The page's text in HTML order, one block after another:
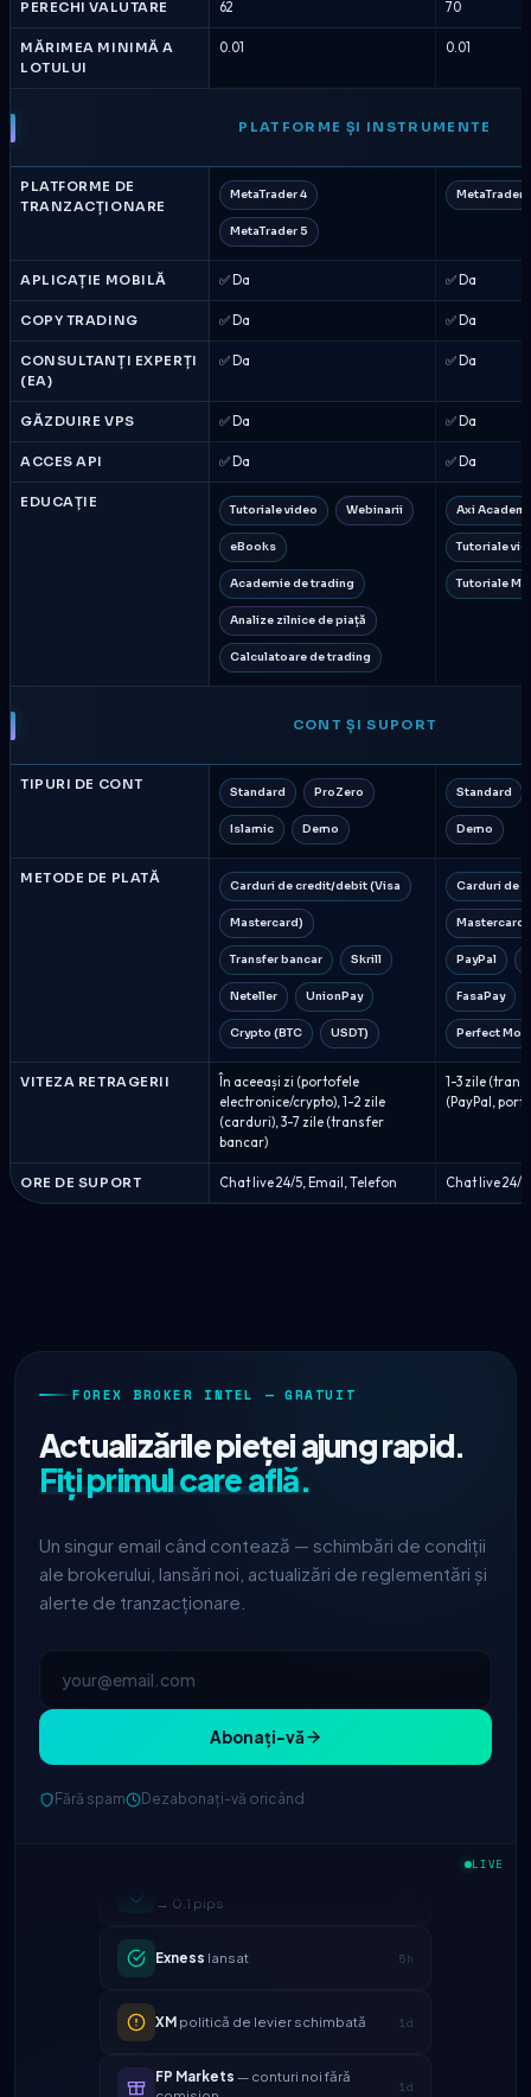
PERECHI VALUTARE 62 70
MĂRIMEA MINIMĂ A
LOTULUI
0.01 0.01
PLATFORME ȘI INSTRUMENTE
PLATFORME DE
TRANZACȚIONARE
MetaTrader 4
MetaTrader 5
MetaTrader
APLICAȚIE MOBILĂ ✅ Da ✅ Da
COPY TRADING ✅ Da ✅ Da
CONSULTANȚI EXPERȚI
(EA)
✅ Da ✅ Da
GĂZDUIRE VPS ✅ Da ✅ Da
ACCES API ✅ Da ✅ Da
EDUCAȚIE Tutoriale video Webinarii
eBooks
Academie de trading
Analize zilnice de piață
Calculatoare de trading
Axi
Tutoriale
Tutoriale
CONT ȘI SUPORT
TIPURI DE CONT Standard ProZero
Islamic Demo
Standard
Demo
METODE DE PLATĂ Carduri de credit/debit (Visa
Mastercard)
Transfer bancar Skrill
Neteller UnionPay
Crypto (BTC USDT)
Carduri de
Mastercard)
PayPal
FasaPay
Perfect
VITEZA RETRAGERII
În aceeași zi (portofele
electronice/crypto), 1-2 zile
(carduri), 3-7 zile (transfer
bancar)
1-3 zile
(PayPal,
ORE DE SUPORT Chat live 24/5, Email, Telefon Chat live 24/
FOREX BROKER INTEL — GRATUIT
Actualizările pieței ajung rapid.
Fiți primul care află.
Un singur email când contează — schimbări de condiții
ale brokerului, lansări noi, actualizări de reglementări și
alerte de tranzacționare.
Abonați-vă
Fără spam Dezabonați-vă oricând
LIVE
comision